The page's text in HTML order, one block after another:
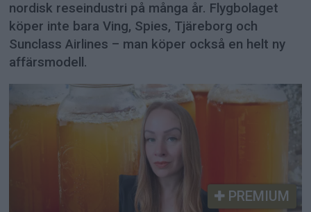
nordisk reseindustri på många år. Flygbolaget
köper inte bara Ving, Spies, Tjäreborg och
Sunclass Airlines – man köper också en helt ny
affärsmodell.
PREMIUM